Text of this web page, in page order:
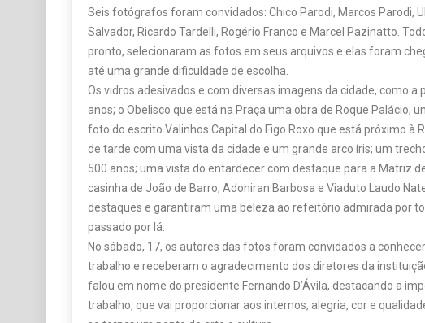
Seis fotógrafos foram convidados: Chico Parodi, Marcos Parodi,
Salvador, Ricardo Tardelli, Rogério Franco e Marcel Pazinatto.
pronto, selecionaram as fotos em seus arquivos e elas foram
até uma grande dificuldade de escolha.
Os vidros adesivados e com diversas imagens da cidade, como a
anos; o Obelisco que está na Praça uma obra de Roque Palácio;
foto do escrito Valinhos Capital do Figo Roxo que está próximo à
de tarde com uma vista da cidade e um grande arco íris; um
500 anos; uma vista do entardecer com destaque para a Matriz
casinha de João de Barro; Adoniran Barbosa e Viaduto Laudo
destaques e garantiram uma beleza ao refeitório admirada por
passado por lá.
No sábado, 17, os autores das fotos foram convidados a
trabalho e receberam o agradecimento dos diretores da
falou em nome do presidente Fernando D’Ávila, destacando a
trabalho, que vai proporcionar aos internos, alegria, cor e